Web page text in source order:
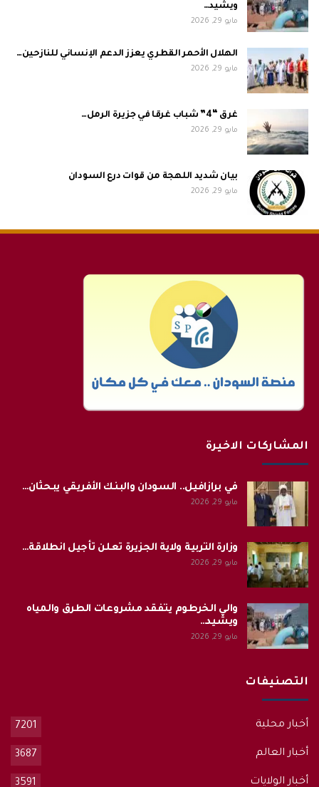
ويشيد…
مايو 29, 2026
الهلال الأحمر القطري يعزز الدعم الإنساني للنازحين…
مايو 29, 2026
غرق “4” شباب غرقا في جزيرة الرمل…
مايو 29, 2026
بيان شديد اللهجة من قوات درع السودان
مايو 29, 2026
المشاركات الاخيرة
في برازافيل.. السودان والبنك الأفريقي يبحثان…
مايو 29, 2026
وزارة التربية ولاية الجزيرة تعلن تأجيل انطلاقة…
مايو 29, 2026
والي الخرطوم يتفقد مشروعات الطرق والمياه
ويشيد…
مايو 29, 2026
التصنيفات
أخبار محلية 7201
أخبار العالم 3687
أخبار الولايات 3591